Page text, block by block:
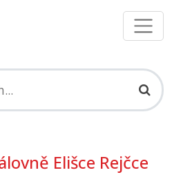
Elišce Rejčce